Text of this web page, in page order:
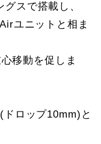
スで搭載し、
ユニットと相ま
移動を促しま
ドロップ10mm)と